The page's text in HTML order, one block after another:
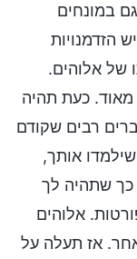
במונחים
הזדמנויות
של אלוהים.
כעת תהיה
רבים שקודם
אותך,
כך שתהיה לך
אלוהים
אז תעלה על